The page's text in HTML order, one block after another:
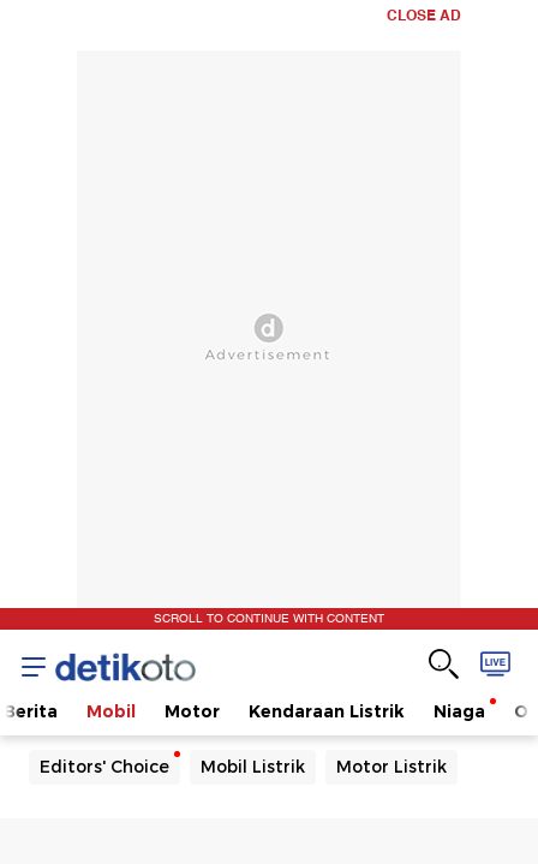
CLOSE AD
SCROLL TO CONTINUE WITH CONTENT
Berita Mobil Motor Kendaraan Listrik Niaga
Editors' Choice Mobil Listrik Motor Listrik